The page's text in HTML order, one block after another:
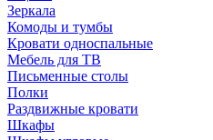
Зеркала
Комоды и тумбы
Кровати односпальные
Мебель для ТВ
Письменные столы
Полки
Раздвижные кровати
Шкафы